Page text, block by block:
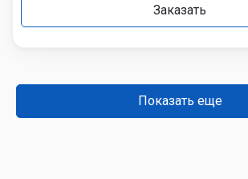
Заказать
Показать еще